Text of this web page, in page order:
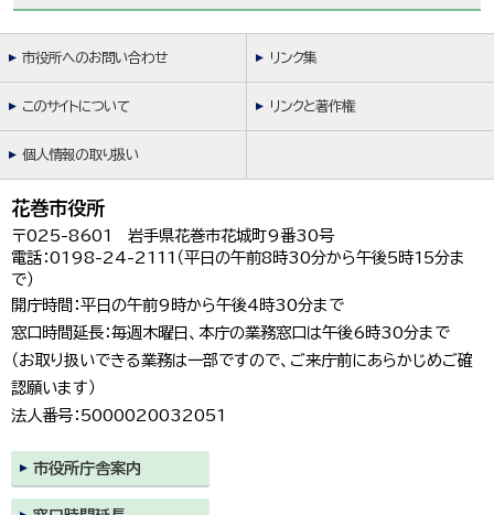
市役所へのお問い合わせ リンク集
このサイトについて リンクと著作権
個人情報の取り扱い
花巻市役所
〒025-8601 岩手県花巻市花城町9番30号
電話：0198-24-2111（平日の午前8時30分から午後5時15分ま
で）
開庁時間：平日の午前9時から午後4時30分まで
窓口時間延長：毎週木曜日、本庁の業務窓口は午後6時30分まで
（お取り扱いできる業務は一部ですので、ご来庁前にあらかじめご確
認願います）
法人番号：5000020032051
市役所庁舎案内